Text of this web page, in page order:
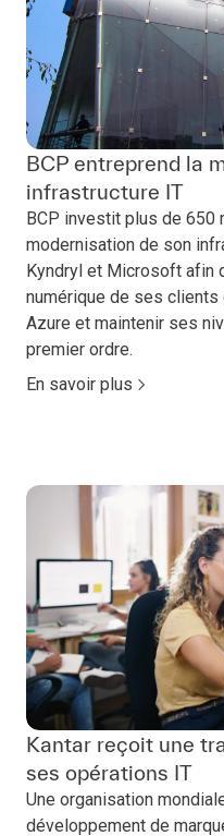
BCP entreprend la
infrastructure IT
BCP investit plus de 650
modernisation de son
Kyndryl et Microsoft afin
numérique de ses clients
Azure et maintenir ses
premier ordre.
En savoir plus
Kantar reçoit une
ses opérations IT
Une organisation
développement de